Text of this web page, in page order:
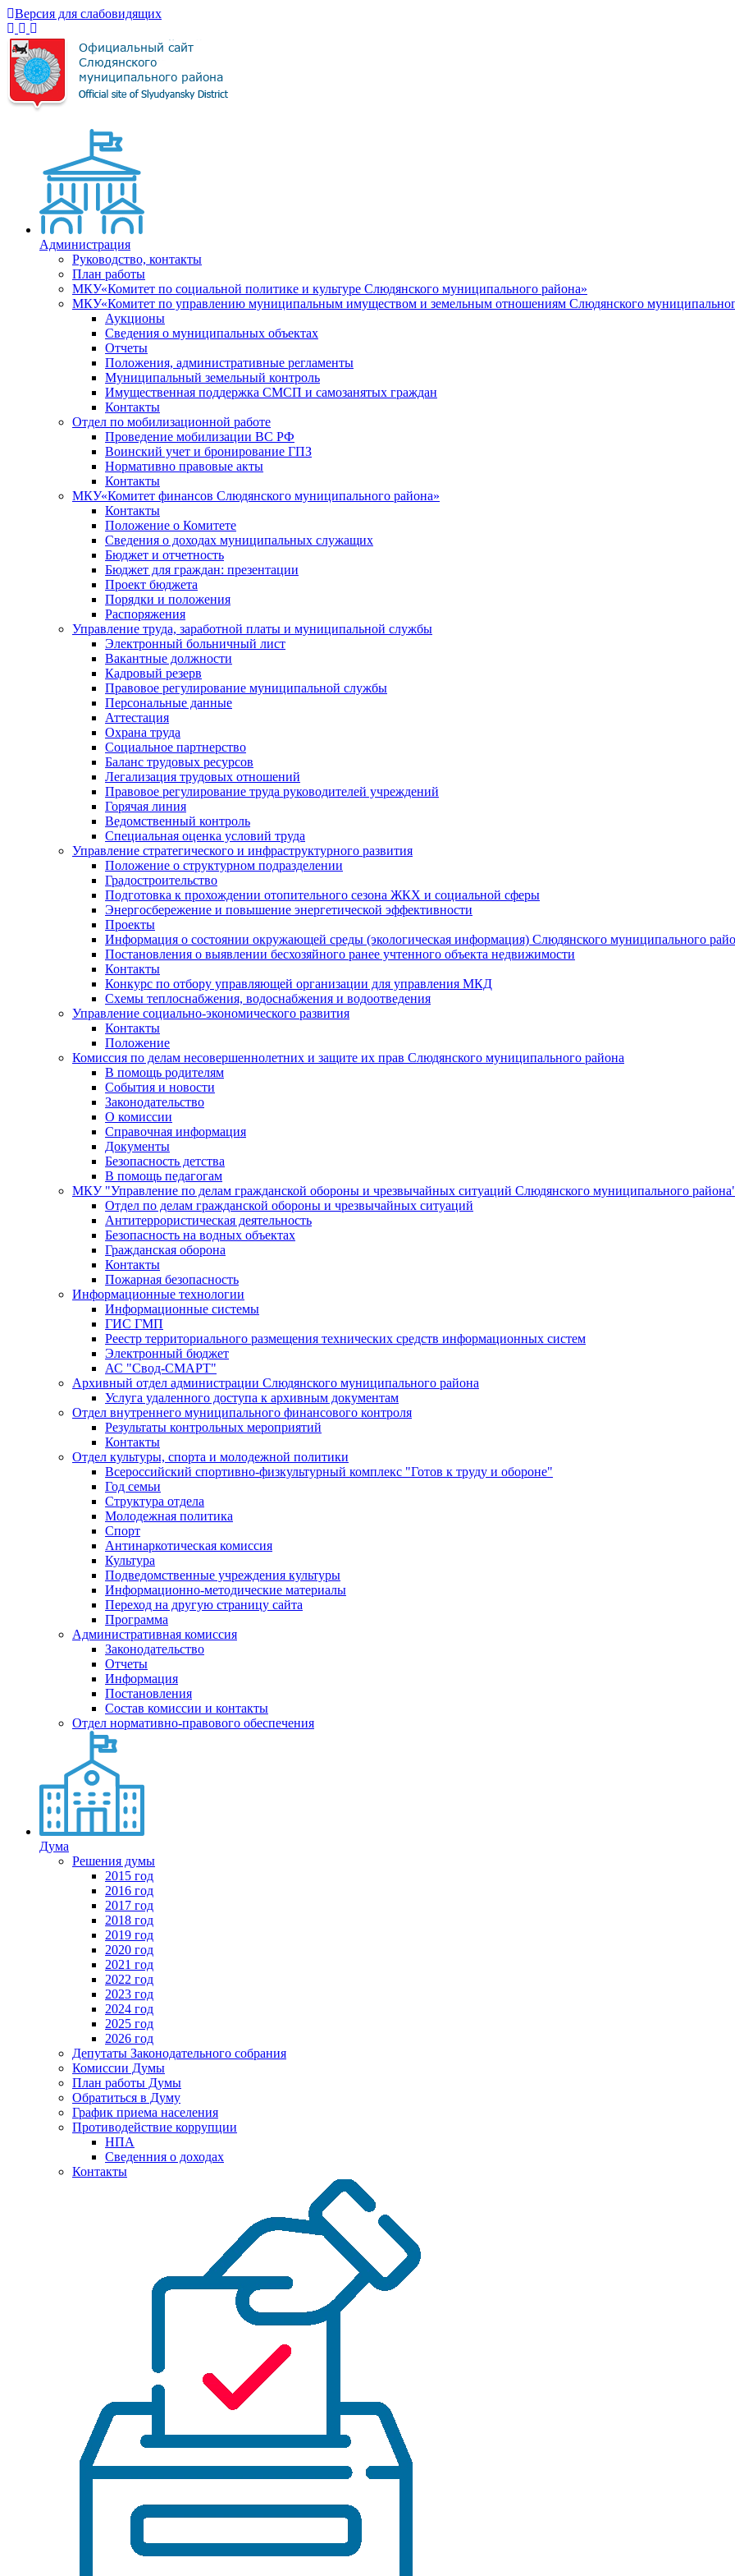
Версия для слабовидящих
Администрация
Руководство, контакты
План работы
МКУ«Комитет по социальной политике и культуре Слюдянского муниципального района»
МКУ«Комитет по управлению муниципальным имуществом и земельным отношениям Слюдянского
Аукционы
Сведения о муниципальных объектах
Отчеты
Положения, административные регламенты
Муниципальный земельный контроль
Имущественная поддержка СМСП и самозанятых граждан
Контакты
Отдел по мобилизационной работе
Проведение мобилизации ВС РФ
Воинский учет и бронирование ГПЗ
Нормативно правовые акты
Контакты
МКУ«Комитет финансов Слюдянского муниципального района»
Контакты
Положение о Комитете
Сведения о доходах муниципальных служащих
Бюджет и отчетность
Бюджет для граждан: презентации
Проект бюджета
Порядки и положения
Распоряжения
Управление труда, заработной платы и муниципальной службы
Электронный больничный лист
Вакантные должности
Кадровый резерв
Правовое регулирование муниципальной службы
Персональные данные
Аттестация
Охрана труда
Социальное партнерство
Баланс трудовых ресурсов
Легализация трудовых отношений
Правовое регулирование труда руководителей учреждений
Горячая линия
Ведомственный контроль
Специальная оценка условий труда
Управление стратегического и инфраструктурного развития
Положение о структурном подразделении
Градостроительство
Подготовка к прохождении отопительного сезона ЖКХ и социальной сферы
Энергосбережение и повышение энергетической эффективности
Проекты
Информация о состоянии окружающей среды (экологическая информация) Слюдянского муниципального
Постановления о выявлении бесхозяйного ранее учтенного объекта недвижимости
Контакты
Конкурс по отбору управляющей организации для управления МКД
Схемы теплоснабжения, водоснабжения и водоотведения
Управление социально-экономического развития
Контакты
Положение
Комиссия по делам несовершеннолетних и защите их прав Слюдянского муниципального района
В помощь родителям
События и новости
Законодательство
О комиссии
Справочная информация
Документы
Безопасность детства
В помощь педагогам
МКУ "Управление по делам гражданской обороны и чрезвычайных ситуаций Слюдянского муниципального
Отдел по делам гражданской обороны и чрезвычайных ситуаций
Антитеррористическая деятельность
Безопасность на водных объектах
Гражданская оборона
Контакты
Пожарная безопасность
Информационные технологии
Информационные системы
ГИС ГМП
Реестр территориального размещения технических средств информационных систем
Электронный бюджет
АС "Свод-СМАРТ"
Архивный отдел администрации Слюдянского муниципального района
Услуга удаленного доступа к архивным документам
Отдел внутреннего муниципального финансового контроля
Результаты контрольных мероприятий
Контакты
Отдел культуры, спорта и молодежной политики
Всероссийский спортивно-физкультурный комплекс "Готов к труду и обороне"
Год семьи
Структура отдела
Молодежная политика
Спорт
Антинаркотическая комиссия
Культура
Подведомственные учреждения культуры
Информационно-методические материалы
Переход на другую страницу сайта
Программа
Административная комиссия
Законодательство
Отчеты
Информация
Постановления
Состав комиссии и контакты
Отдел нормативно-правового обеспечения
Дума
Решения думы
2015 год
2016 год
2017 год
2018 год
2019 год
2020 год
2021 год
2022 год
2023 год
2024 год
2025 год
2026 год
Депутаты Законодательного собрания
Комиссии Думы
План работы Думы
Обратиться в Думу
График приема населения
Противодействие коррупции
НПА
Сведенния о доходах
Контакты